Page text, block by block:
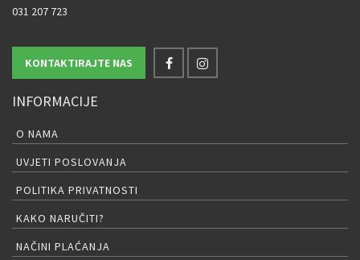
031 207 723
KONTAKTIRAJTE NAS
INFORMACIJE
O NAMA
UVJETI POSLOVANJA
POLITIKA PRIVATNOSTI
KAKO NARUČITI?
NAČINI PLAĆANJA